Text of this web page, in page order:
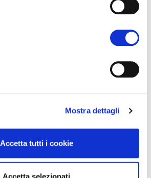
Mostra dettagli
Accetta tutti i cookie